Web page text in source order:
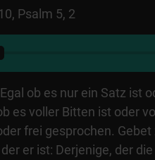
Psalm 5, 2
ob es nur ein Satz ist
es voller Bitten ist oder
frei gesprochen. Gebet
er ist: Derjenige, der